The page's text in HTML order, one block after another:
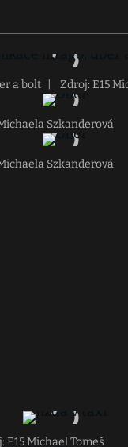
a bolt Zdroj: E15
Szkanderová
Szkanderová
E15 Michael Tomeš